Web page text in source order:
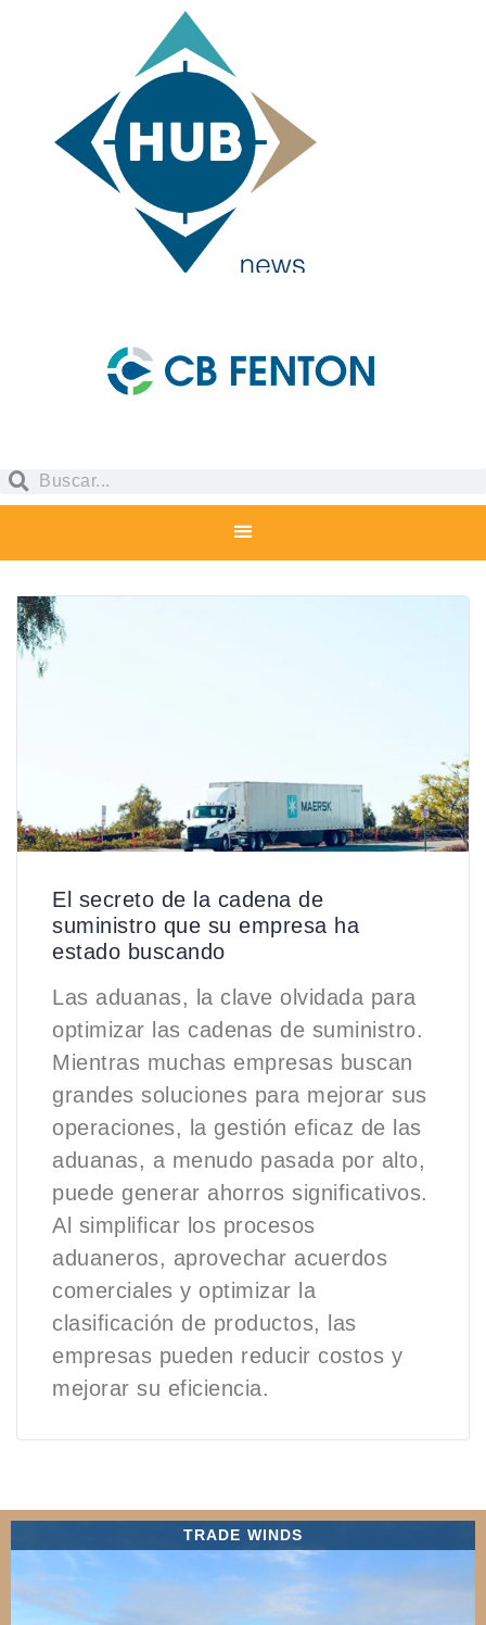
El secreto de la cadena de
suministro que su empresa ha
estado buscando
Las aduanas, la clave olvidada para
optimizar las cadenas de suministro.
Mientras muchas empresas buscan
grandes soluciones para mejorar sus
operaciones, la gestión eficaz de las
aduanas, a menudo pasada por alto,
puede generar ahorros significativos.
Al simplificar los procesos
aduaneros, aprovechar acuerdos
comerciales y optimizar la
clasificación de productos, las
empresas pueden reducir costos y
mejorar su eficiencia.
TRADE WINDS